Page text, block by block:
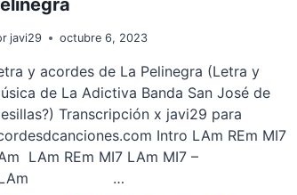
javi29 octubre 6, 2023
y acordes de La Pelinegra (Letra y
de La Adictiva Banda San José de
Transcripción x javi29 para
Intro LAm REm MI7
LAm REm MI7 LAm MI7 –
…